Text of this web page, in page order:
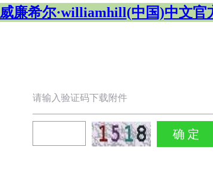
威廉希尔·williamhill(中国)中文官
请输入验证码下载附件